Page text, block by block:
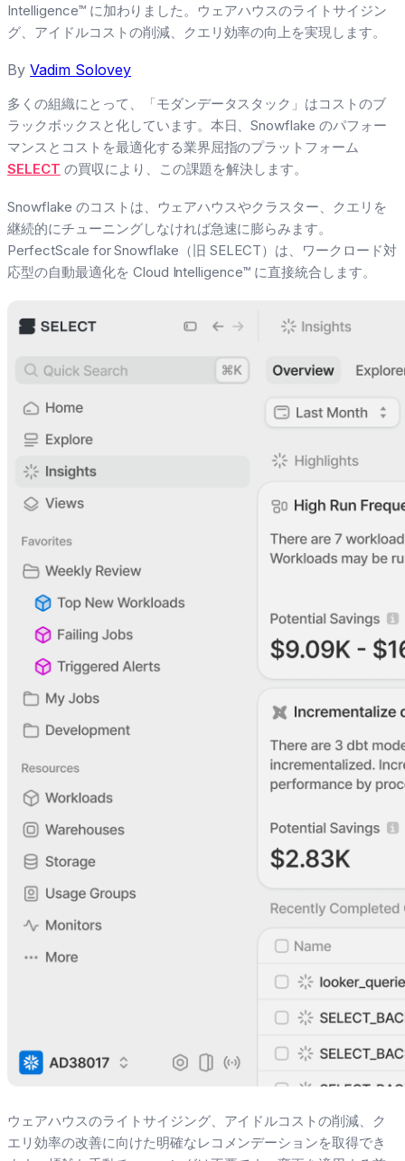
Intelligence™ に加わりました。ウェアハウスのライトサイジン
グ、アイドルコストの削減、クエリ効率の向上を実現します。
By Vadim Solovey
多くの組織にとって、「モダンデータスタック」はコストのブ
ラックボックスと化しています。本日、Snowflake のパフォー
マンスとコストを最適化する業界屈指のプラットフォーム
SELECT の買収により、この課題を解決します。
Snowflake のコストは、ウェアハウスやクラスター、クエリを
継続的にチューニングしなければ急速に膨らみます。
PerfectScale for Snowflake（旧 SELECT）は、ワークロード対
応型の自動最適化を Cloud Intelligence™ に直接統合します。
ウェアハウスのライトサイジング、アイドルコストの削減、ク
エリ効率の改善に向けた明確なレコメンデーションを取得でき